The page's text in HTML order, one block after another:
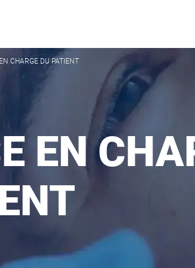
CHARGE DU PATIENT
EN